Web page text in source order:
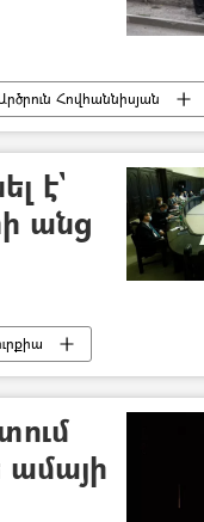
Հովհաննիսյան
է`
անց
ամայի